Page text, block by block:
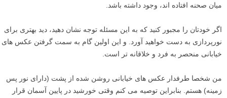
میان صحنه افتاده اند، وجود داشته باشد.
اگر خودتان را مجبور کنید که به این مسئله توجه نشان دهید، دید بهتری برای
نورپردازی به دست خواهید آورد. و این اولین گام به سمت گرفتن عکس های
خیابانی منحصر به فرد و خلاقانه تر است.
من شخصا طرفدار عکس های خیابانی روشن شده از پشت (دارای نور پس
زمینه) هستم. بنابراین توصیه می کنم وقتی خورشید در پایین آسمان قرار